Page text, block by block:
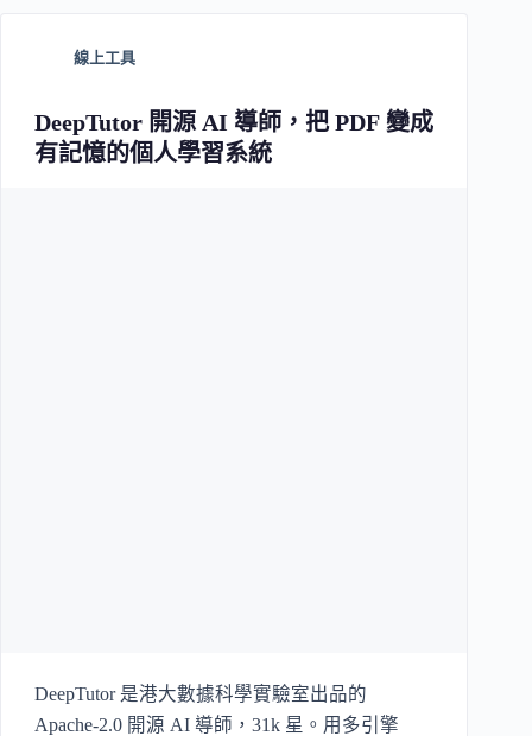
線上工具
DeepTutor 開源 AI 導師，把 PDF 變成
有記憶的個人學習系統
DeepTutor 是港大數據科學實驗室出品的
Apache-2.0 開源 AI 導師，31k 星。用多引擎